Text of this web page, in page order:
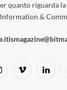
quanto riguarda
&
Vimeo